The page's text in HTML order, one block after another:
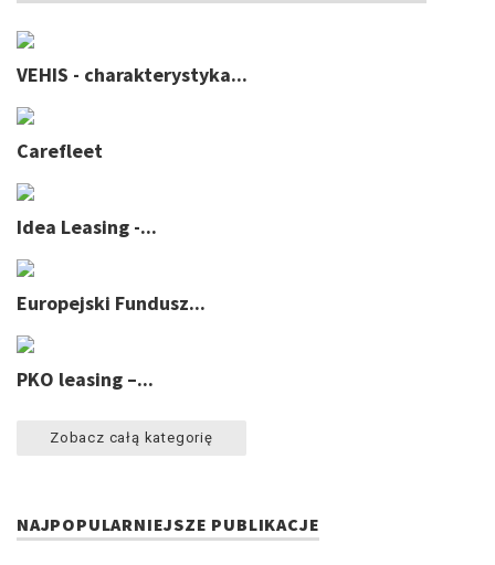
VEHIS - charakterystyka...
Carefleet
Idea Leasing -...
Europejski Fundusz...
PKO leasing –...
Zobacz całą kategorię
NAJPOPULARNIEJSZE PUBLIKACJE